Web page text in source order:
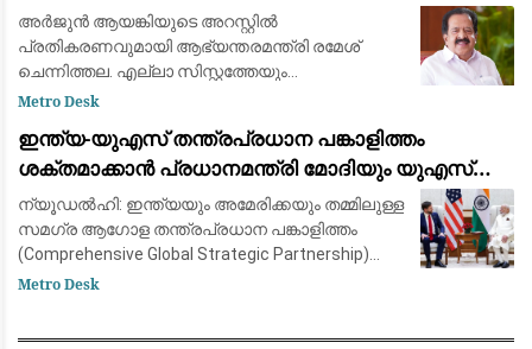
കാര്യമില്ല: രമേശ് ചെന്നിത്തല
അർജുൻ ആയങ്കിയുടെ അറസ്റ്റിൽ
പ്രതികരണവുമായി ആഭ്യന്തരമന്ത്രി രമേശ്
ചെന്നിത്തല. എല്ലാ സിസ്റ്റത്തേയും
വെല്ലുവിളിക്കുന്ന ഗുണ്ടയ്ക്ക് ഇതാണ് അനുഭവം.
സ്വൈര്യജീവിതം അപകടത്തിലാക്കുന
Metro Desk
ഇന്ത്യ-യുഎസ് തന്ത്രപ്രധാന പങ്കാളിത്തം
ശക്തമാക്കാൻ പ്രധാനമന്ത്രി മോദിയും യുഎസ്
വൈസ് പ്രസിഡന്റ് ജെ.ഡി. വാൻസും ചർച്ച നടത്തി
ന്യൂഡൽഹി: ഇന്ത്യയും അമേരിക്കയും തമ്മിലുള്ള
സമഗ്ര ആഗോള തന്ത്രപ്രധാന പങ്കാളിത്തം
(Comprehensive Global Strategic Partnership)
കൂടുതൽ ശക്തമാക്കുന്നതിനായി പ്രധാനമന്ത്രി
Metro Desk